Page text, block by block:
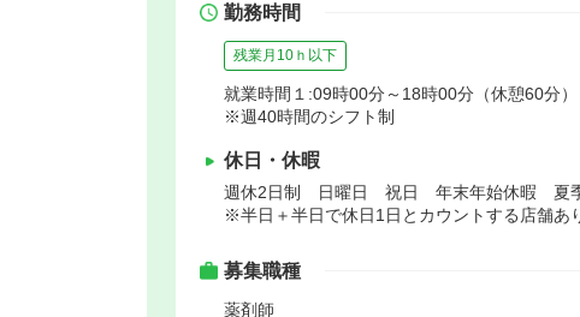
勤務時間
残業月10ｈ以下
就業時間１:09時00分～18時00分（休憩60分）
※週40時間のシフト制
休日・休暇
週休2日制 日曜日 祝日 年末年始休暇 夏
※半日＋半日で休日1日とカウントする店舗あ
募集職種
薬剤師